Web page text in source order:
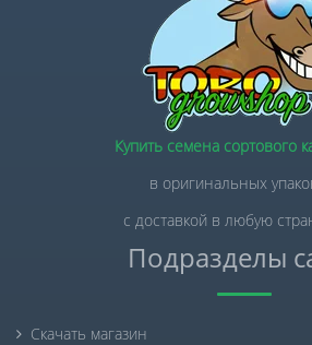
Купить семена сортового
в оригинальных
с доставкой в любую
Подразделы
Скачать магазин